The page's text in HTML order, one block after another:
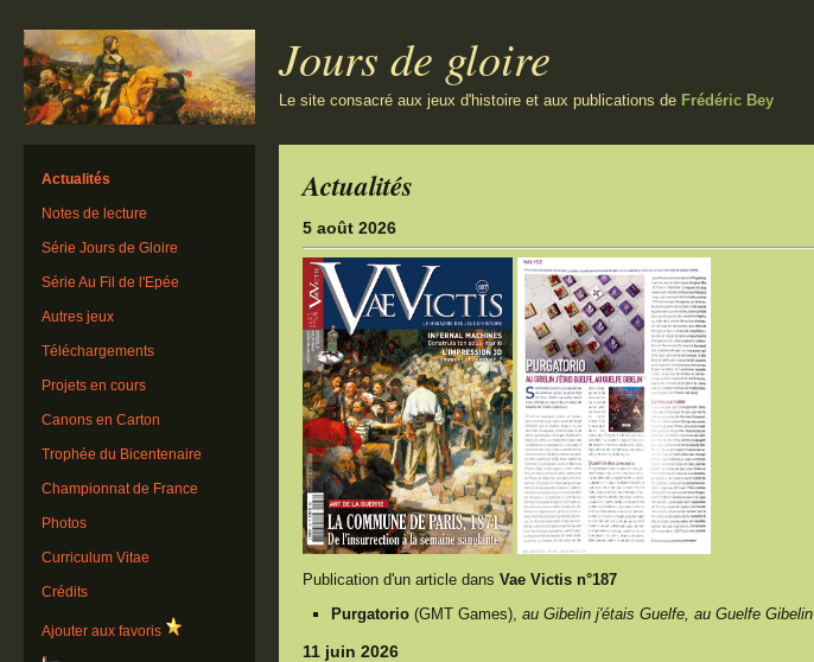
Jours de gloire
Le site consacré aux jeux d'histoire et aux publications de Frédéric Bey
Actualités
Notes de lecture
Série Jours de Gloire
Série Au Fil de l'Epée
Autres jeux
Téléchargements
Projets en cours
Canons en Carton
Trophée du Bicentenaire
Championnat de France
Photos
Curriculum Vitae
Crédits
Ajouter aux favoris
Actualités
5 août 2026
Publication d'un article dans Vae Victis n°187
Purgatorio (GMT Games), au Gibelin j'étais Guelfe, au Guelfe Gibelin
11 juin 2026